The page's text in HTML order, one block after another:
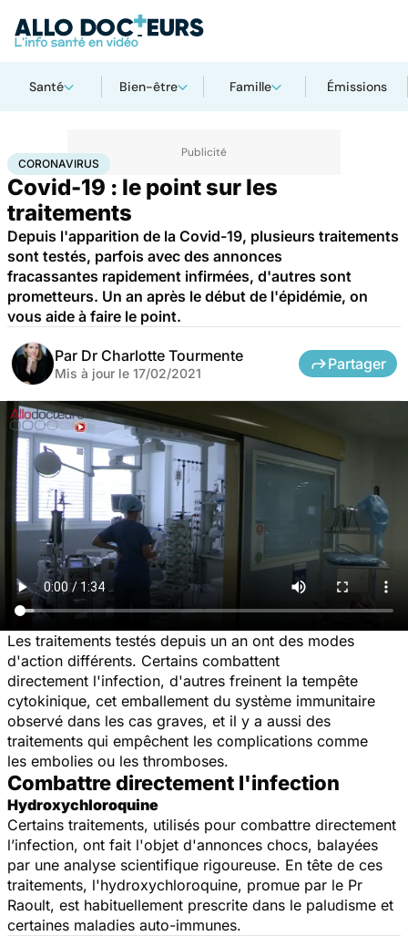
Santé Bien-être Famille Émissions
AccueilSantéCoronavirus
CORONAVIRUS
Covid-19 : le point sur les
traitements
Depuis l'apparition de la Covid-19, plusieurs traitements
sont testés, parfois avec des annonces
fracassantes rapidement infirmées, d'autres sont
prometteurs. Un an après le début de l'épidémie, on
vous aide à faire le point.
Par Dr Charlotte Tourmente
Mis à jour le 17/02/2021
Partager
Les traitements testés depuis un an ont des modes
d'action différents. Certains combattent
directement l'infection, d'autres freinent la tempête
cytokinique, cet emballement du système immunitaire
observé dans les cas graves, et il y a aussi des
traitements qui empêchent les complications comme
les embolies ou les thromboses.
Combattre directement l'infection
Hydroxychloroquine
Certains traitements, utilisés pour combattre directement
l’infection, ont fait l'objet d'annonces chocs, balayées
par une analyse scientifique rigoureuse. En tête de ces
traitements, l'hydroxychloroquine, promue par le Pr
Raoult, est habituellement prescrite dans le paludisme et
certaines maladies auto-immunes.